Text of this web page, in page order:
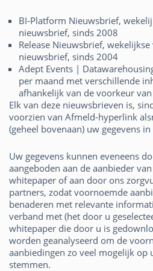
BI-Platform Nieuwsbrief,
nieuwsbrief, sinds 2008
Release Nieuwsbrief,
nieuwsbrief, sinds 2004
Adept Events |
per maand met verschillende
afhankelijk van de voorkeur
Elk van deze nieuwsbrieven is,
voorzien van Afmeld-hyperlink
(geheel bovenaan) uw gegevens
Uw gegevens kunnen eveneens
aangeboden aan de aanbieder
whitepaper of aan door ons
partners, zodat voornoemde
benaderen met relevante
verband met (het door u
whitepaper die door u is
worden geanalyseerd om de
aanbiedingen zo veel mogelijk op
stemmen.